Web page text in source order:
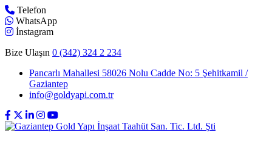
Telefon
WhatsApp
İnstagram
Bize Ulaşın 0 (342) 324 2 234
Pancarlı Mahallesi 58026 Nolu Cadde No: 5 Şehitkamil /
Gaziantep
info@goldyapi.com.tr